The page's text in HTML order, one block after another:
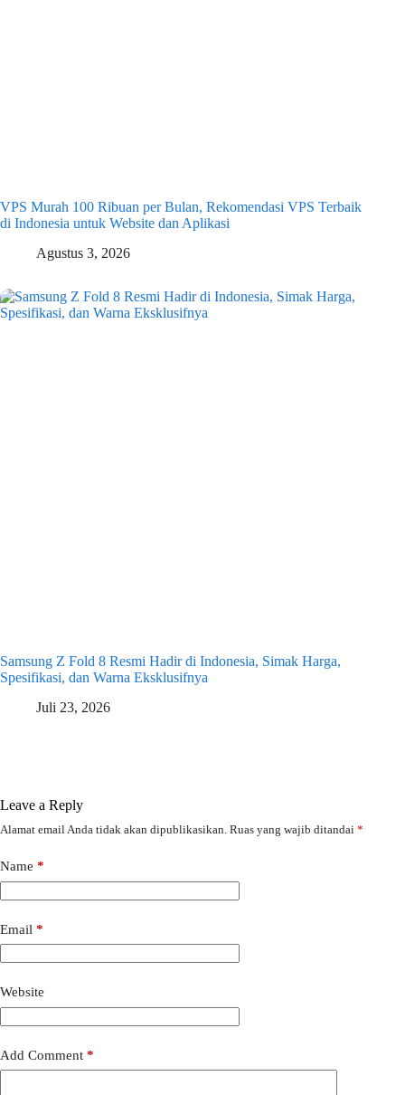
VPS Murah 100 Ribuan per Bulan, Rekomendasi VPS Terbaik
di Indonesia untuk Website dan Aplikasi
Agustus 3, 2026
Samsung Z Fold 8 Resmi Hadir di Indonesia, Simak Harga,
Spesifikasi, dan Warna Eksklusifnya
Juli 23, 2026
Leave a Reply
Alamat email Anda tidak akan dipublikasikan. Ruas yang wajib ditandai *
Name *
Email *
Website
Add Comment *